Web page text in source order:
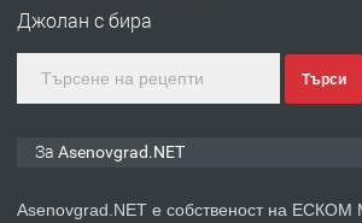
Джолан с бира
Търси
За Asenovgrad.NET
Asenovgrad.NET е собственост на